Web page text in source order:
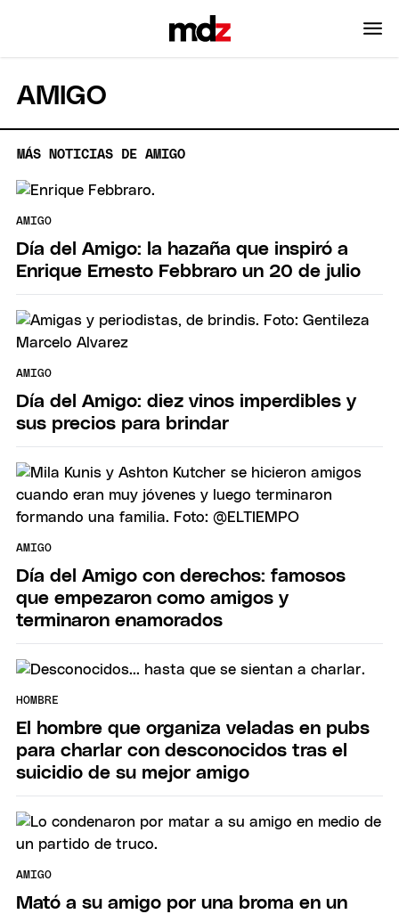
AMIGO
MÁS NOTICIAS DE AMIGO
AMIGO
Día del Amigo: la hazaña que inspiró a
Enrique Ernesto Febbraro un 20 de julio
AMIGO
Día del Amigo: diez vinos imperdibles y
sus precios para brindar
AMIGO
Día del Amigo con derechos: famosos
que empezaron como amigos y
terminaron enamorados
HOMBRE
El hombre que organiza veladas en pubs
para charlar con desconocidos tras el
suicidio de su mejor amigo
AMIGO
Mató a su amigo por una broma en un